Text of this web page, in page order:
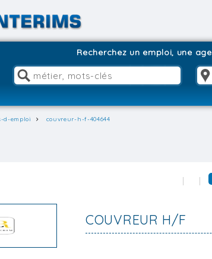
Recherchez un emploi, une
d-emploi couvreur-h-f-404644
COUVREUR H/F